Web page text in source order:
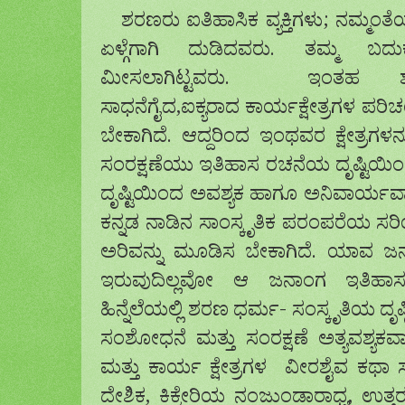
ಶರಣರು ಐತಿಹಾಸಿಕ ವ್ಯಕ್ತಿಗಳು;
ಏಳ್ಗೆಗಾಗಿ ದುಡಿದವರು. ತಮ್ಮ
ಮೀಸಲಾಗಿಟ್ಟವರು. ಇಂತಹ
ಸಾಧನೆಗೈದ,ಐಕ್ಯರಾದ ಕಾರ್ಯಕ್ಷೇತ್ರಗಳ
ಬೇಕಾಗಿದೆ. ಆದ್ದರಿಂದ ಇಂಥವರ
ಸಂರಕ್ಷಣೆಯು ಇತಿಹಾಸ ರಚನೆಯ
ದೃಷ್ಟಿಯಿಂದ ಅವಶ್ಯಕ ಹಾಗೂ
ಕನ್ನಡ ನಾಡಿನ ಸಾಂಸ್ಕೃತಿಕ ಪರಂಪರೆಯ
ಅರಿವನ್ನು ಮೂಡಿಸ ಬೇಕಾಗಿದೆ. ಯಾವ
ಇರುವುದಿಲ್ಲವೋ ಆ ಜನಾಂಗ
ಹಿನ್ನೆಲೆಯಲ್ಲಿ ಶರಣ ಧರ್ಮ- ಸಂಸ್ಕೃತಿಯ
ಸಂಶೋಧನೆ ಮತ್ತು ಸಂರಕ್ಷಣೆ
ಮತ್ತು ಕಾರ್ಯ ಕ್ಷೇತ್ರಗಳ ವೀರಶೈವ